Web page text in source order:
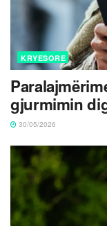
KRYESORE
gjurmimin
30/05/2026